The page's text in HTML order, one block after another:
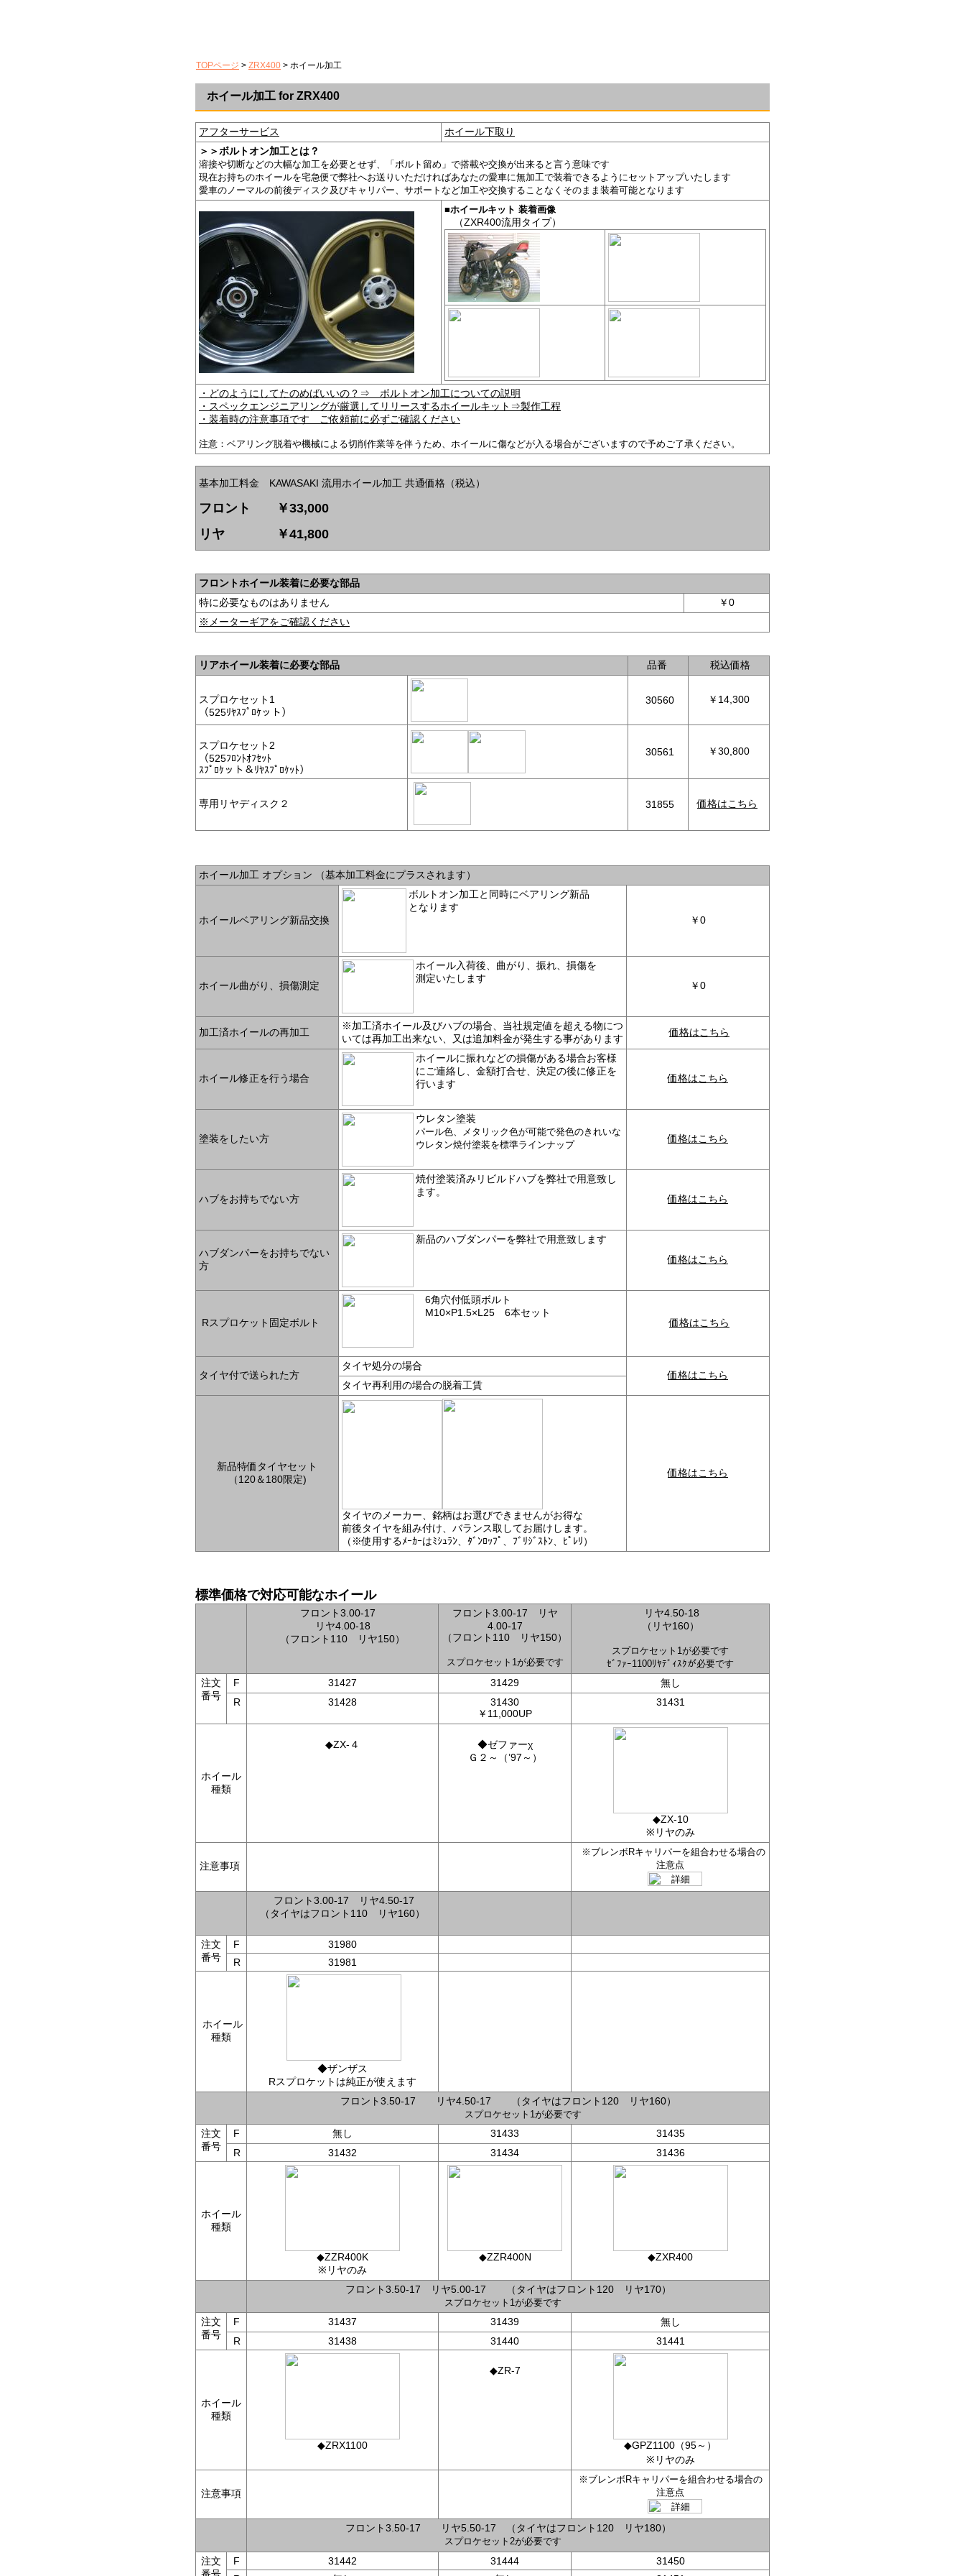
TOPページ > ZRX400 > ホイール加工
ホイール加工 for ZRX400
アフターサービス
ホイール下取り
＞＞ボルトオン加工とは？
溶接や切断などの大幅な加工を必要とせず、「ボルト留め」で搭載や交換が出来ると言う意味です
現在お持ちのホイールを宅急便で弊社へお送りいただければあなたの愛車に無加工で装着できるようにセットアップいたします
愛車のノーマルの前後ディスク及びキャリパー、サポートなど加工や交換することなくそのまま装着可能となります
■ホイールキット 装着画像
（ZXR400流用タイプ）
・どのようにしてたのめばいいの？⇒ ボルトオン加工についての説明
・スペックエンジニアリングが厳選してリリースするホイールキット⇒製作工程
・装着時の注意事項です ご依頼前に必ずご確認ください
注意：ベアリング脱着や機械による切削作業等を伴うため、ホイールに傷などが入る場合がございますので予めご了承ください。
基本加工料金 KAWASAKI 流用ホイール加工 共通価格（税込）
フロント ￥33,000
リヤ ￥41,800
フロントホイール装着に必要な部品
特に必要なものはありません
￥0
※メーターギアをご確認ください
リアホイール装着に必要な部品 品番 税込価格
スプロケセット1
（525ﾘﾔｽﾌﾟﾛｹット）
30560 ￥14,300
スプロケセット2
（525ﾌﾛﾝﾄｵﾌｾｯﾄ
ｽﾌﾟﾛｹット＆ﾘﾔｽﾌﾟﾛｹｯﾄ）
30561 ￥30,800
専用リヤディスク２ 31855 価格はこちら
ホイール加工 オプション （基本加工料金にプラスされます）
ホイールベアリング新品交換
ボルトオン加工と同時にベアリング新品
となります
￥0
ホイール曲がり、損傷測定
ホイール入荷後、曲がり、振れ、損傷を
測定いたします
￥0
加工済ホイールの再加工
※加工済ホイール及びハブの場合、当社規定値を超える物につ
いては再加工出来ない、又は追加料金が発生する事があります
価格はこちら
ホイール修正を行う場合
ホイールに振れなどの損傷がある場合お客様
にご連絡し、金額打合せ、決定の後に修正を
行います
価格はこちら
塗装をしたい方
ウレタン塗装
パール色、メタリック色が可能で発色のきれいな
ウレタン焼付塗装を標準ラインナップ
価格はこちら
ハブをお持ちでない方
焼付塗装済みリビルドハブを弊社で用意致し
ます。
価格はこちら
ハブダンパーをお持ちでない
方
新品のハブダンパーを弊社で用意致します
価格はこちら
Rスプロケット固定ボルト
6角穴付低頭ボルト
M10×P1.5×L25 6本セット
価格はこちら
タイヤ付で送られた方
タイヤ処分の場合
価格はこちら
タイヤ再利用の場合の脱着工賃
新品特価タイヤセット
（120＆180限定)
タイヤのメーカー、銘柄はお選びできませんがお得な
前後タイヤを組み付け、バランス取してお届けします。
（※使用するﾒｰｶｰはﾐｼｭﾗﾝ、ﾀﾞﾝﾛｯﾌﾟ、ﾌﾞﾘｼﾞｽﾄﾝ、ﾋﾟﾚﾘ）
価格はこちら
標準価格で対応可能なホイール
フロント3.00-17
リヤ4.00-18
（フロント110 リヤ150）
フロント3.00-17 リヤ
4.00-17
（フロント110 リヤ150）
スプロケセット1が必要です
リヤ4.50-18
（リヤ160）
スプロケセット1が必要です
ｾﾞﾌｧｰ1100ﾘﾔﾃﾞｨｽｸが必要です
注文
番号
F 31427 31429
無し
R
31428
31430
￥11,000UP
31431
ホイール
種類
◆ZX-４
◆ゼファーχ
Ｇ２～（’97～）
◆ZX-10
※リヤのみ
注意事項
※ブレンボRキャリパーを組合わせる場合の
注意点
フロント3.00-17 リヤ4.50-17
（タイヤはフロント110 リヤ160）
注文
番号
F
31980
R
31981
ホイール
種類
◆ザンザス
Rスプロケットは純正が使えます
フロント3.50-17 リヤ4.50-17 （タイヤはフロント120 リヤ160）
スプロケセット1が必要です
注文
番号
F 無し 31433
31435
R
31432 31434 31436
ホイール
種類
◆ZZR400K
※リヤのみ
◆ZZR400N ◆ZXR400
フロント3.50-17 リヤ5.00-17 （タイヤはフロント120 リヤ170）
スプロケセット1が必要です
注文
番号
F 31437 31439
無し
R
31438 31440 31441
ホイール
種類
◆ZRX1100
◆ZR-7
◆GPZ1100（95～）
※リヤのみ
注意事項
※ブレンボRキャリパーを組合わせる場合の
注意点
フロント3.50-17 リヤ5.50-17 （タイヤはフロント120 リヤ180）
スプロケセット2が必要です
注文
F 31442 31444
31450